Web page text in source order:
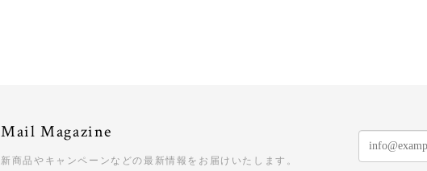
Mail Magazine
新商品やキャンペーンなどの最新情報をお届けいたします。